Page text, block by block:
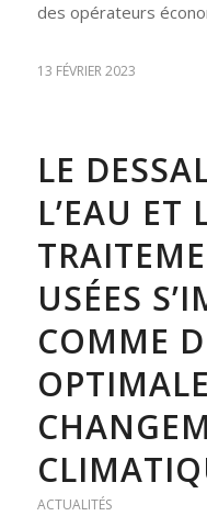
des opérateurs
13 FÉVRIER 2023
LE
L’EAU ET
USÉES
COMME
ACTUALITÉS